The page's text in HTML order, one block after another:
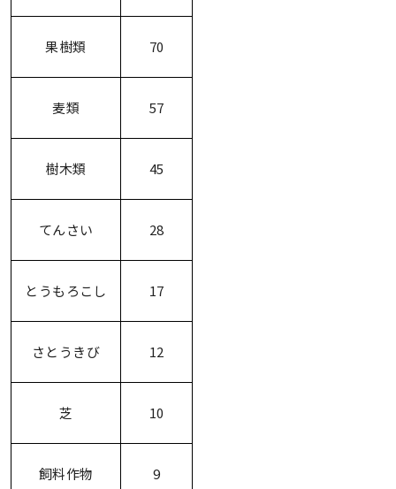
果樹類 70
麦類 57
樹木類 45
てんさい 28
とうもろこし 17
さとうきび 12
芝 10
飼料作物 9